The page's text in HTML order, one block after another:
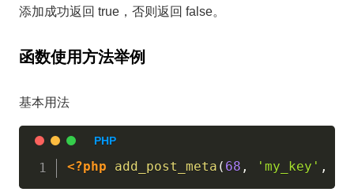
添加成功返回 true，否则返回 false。
函数使用方法举例
基本用法
<?php add_post_meta ( 68 , 'my_key' ,